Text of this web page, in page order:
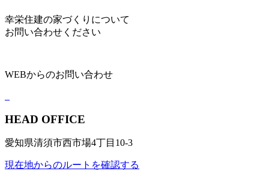
幸栄住建の家づくりについて
お問い合わせください
WEBからのお問い合わせ
HEAD OFFICE
愛知県清須市西市場4丁目10-3
現在地からのルートを確認する